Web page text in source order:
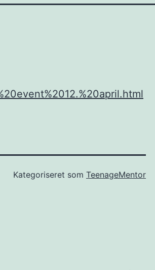
Kategoriseret som TeenageMentor